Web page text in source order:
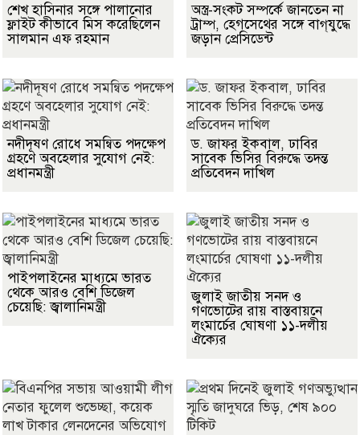
শেখ হাসিনার সঙ্গে পালানোর
ফ্লাইট কীভাবে মিস করেছিলেন
সালমান এফ রহমান
অস্ত্র-সংকট সম্পর্কে জানতেন না
ট্রাম্প, হেগসেথের সঙ্গে বাগ্‌যুদ্ধে
জড়ান প্রেসিডেন্ট
নদীদূষণ রোধে সমন্বিত পদক্ষেপ
গ্রহণে অবহেলার সুযোগ নেই:
প্রধানমন্ত্রী
ড. জাফর ইকবাল, ঢাবির
সাবেক ভিসির বিরুদ্ধে তদন্ত
প্রতিবেদন দাখিল
পাইপলাইনের মাধ্যমে ভারত
থেকে আরও বেশি ডিজেল
চেয়েছি: জ্বালানিমন্ত্রী
জুলাই জাতীয় সনদ ও
গণভোটের রায় বাস্তবায়নে
লংমার্চের ঘোষণা ১১-দলীয়
ঐক্যের